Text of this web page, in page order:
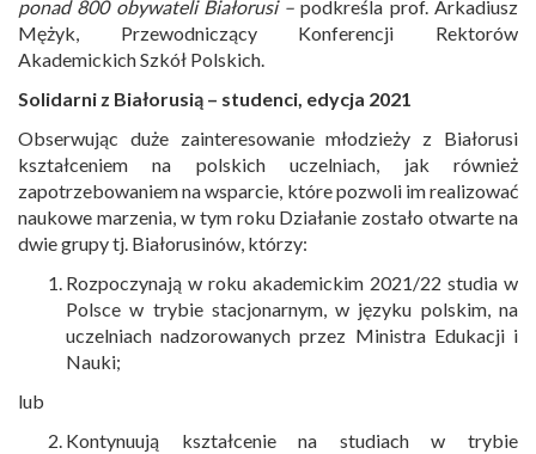
ponad 800 obywateli Białorusi –podkreśla prof. Arkadiusz
Mężyk, Przewodniczący Konferencji Rektorów
Akademickich Szkół Polskich.
Solidarni z Białorusią – studenci, edycja 2021
Obserwując duże zainteresowanie młodzieży z Białorusi
kształceniem na polskich uczelniach, jak również
zapotrzebowaniem na wsparcie, które pozwoli im realizować
naukowe marzenia, w tym roku Działanie zostało otwarte na
dwie grupy tj. Białorusinów, którzy:
Rozpoczynają w roku akademickim 2021/22 studia w
Polsce w trybie stacjonarnym, w języku polskim, na
uczelniach nadzorowanych przez Ministra Edukacji i
Nauki;
lub
Kontynuują kształcenie na studiach w trybie